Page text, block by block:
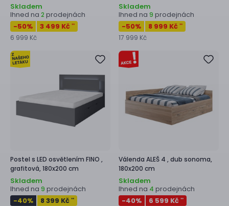
Skladem
Ihned na 2 prodejnách
-50% 3 499 Kč **
6 999 Kč
Skladem
Ihned na 9 prodejnách
-50% 8 999 Kč **
17 999 Kč
Postel s LED osvětlením FINO ,
grafitová, 180x200 cm
Skladem
Ihned na 9 prodejnách
-40% 8 399 Kč **
Válenda ALEŠ 4 ,dub sonoma,
180x200 cm
Skladem
Ihned na 4 prodejnách
-40% 6 599 Kč **